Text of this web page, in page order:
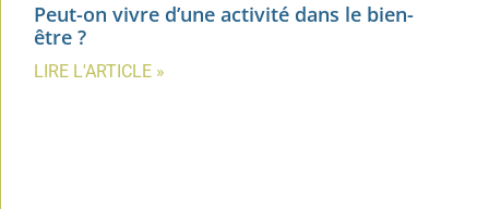
Peut-on vivre d’une activité dans le bien-
être ?
LIRE L'ARTICLE »